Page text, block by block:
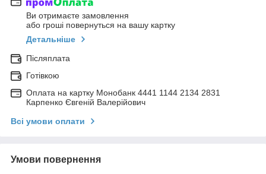
Ви отримаєте замовлення
або гроші повернуться на вашу картку
Детальніше
Післяплата
Готівкою
Оплата на картку Монобанк 4441 1144 2134 2831
Карпенко Євгеній Валерійович
Всі умови оплати
Умови повернення